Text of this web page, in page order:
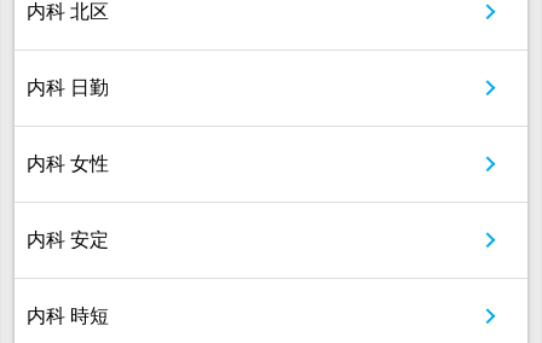
内科 北区
内科 日勤
内科 女性
内科 安定
内科 時短